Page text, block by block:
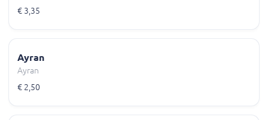
€ 3,35
Ayran
Ayran
€ 2,50